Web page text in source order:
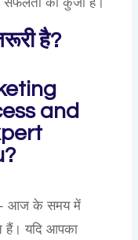
है?
and
– आज के समय में
हैं। यदि आपका